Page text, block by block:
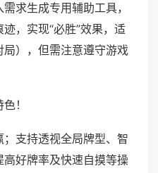
求生成专用辅助工具，
，实现“必胜”效果，适
），但需注意遵守游戏
！
支持透视全局牌型、智
好牌率及快速自摸等操